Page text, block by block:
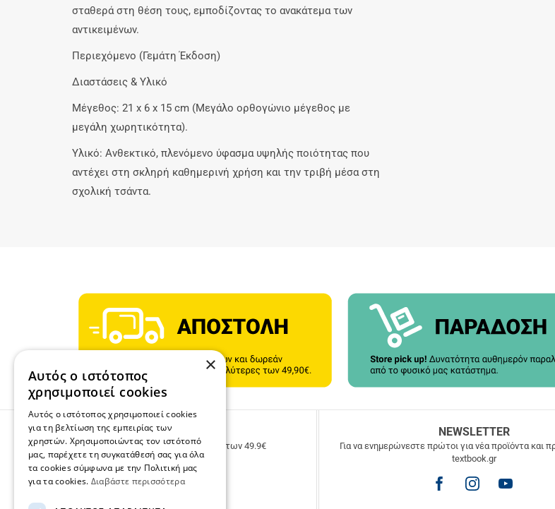
σταθερά στη θέση τους, εμποδίζοντας το ανακάτεμα των
αντικειμένων.
Περιεχόμενο (Γεμάτη Έκδοση)
Διαστάσεις & Υλικό
Μέγεθος: 21 x 6 x 15 cm (Μεγάλο ορθογώνιο μέγεθος με
μεγάλη χωρητικότητα).
Υλικό: Ανθεκτικό, πλενόμενο ύφασμα υψηλής ποιότητας που
αντέχει στη σκληρή καθημερινή χρήση και την τριβή μέσα στη
σχολική τσάντα.
ΔΩΡΕΑΝ ΜΕΤΑΦΟΡΙΚΑ
Δωρεάν μεταφορικά για παραγγελίες άνω των 49.9€
NEWSLETTER
Για να ενημερώνεστε πρώτοι για νέα προϊόντα και
textbook.gr
×
Αυτός ο ιστότοπος
χρησιμοποιεί cookies
Αυτός ο ιστότοπος χρησιμοποιεί cookies
για τη βελτίωση της εμπειρίας των
χρηστών. Χρησιμοποιώντας τον ιστότοπό
μας, παρέχετε τη συγκατάθεσή σας για όλα
τα cookies σύμφωνα με την Πολιτική μας
για τα cookies. Διαβάστε περισσότερα